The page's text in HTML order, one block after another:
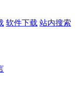
软件下载 站内搜索